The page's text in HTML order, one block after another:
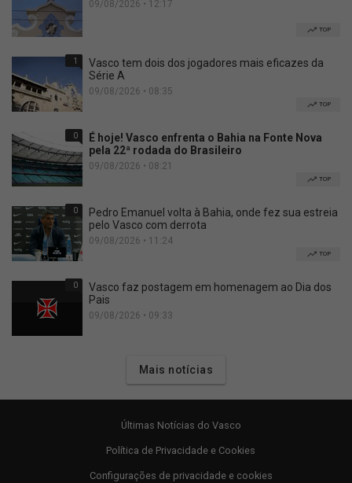
09/08/2026 • 12:17
TOP
1
Vasco tem dois dos jogadores mais eficazes da
Série A
09/08/2026 • 08:35
TOP
0
É hoje! Vasco enfrenta o Bahia na Fonte Nova
pela 22ª rodada do Brasileiro
09/08/2026 • 08:21
TOP
0
Pedro Emanuel volta à Bahia, onde fez sua estreia
pelo Vasco com derrota
09/08/2026 • 11:24
TOP
0
Vasco faz postagem em homenagem ao Dia dos
Pais
09/08/2026 • 09:33
Mais notícias
Últimas Notícias do Vasco
Política de Privacidade e Cookies
Configurações de privacidade e cookies